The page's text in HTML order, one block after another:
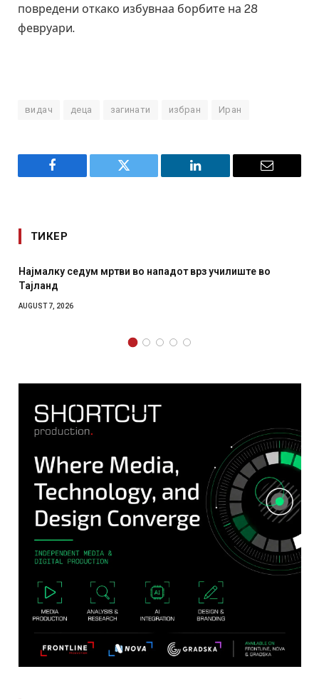
повредени откако избувнаа борбите на 28
февруари.
видач деца загинати избран Иран
Facebook Twitter LinkedIn Email
ТИКЕР
врз училиште во
СОЗИС: Украинците повеќе